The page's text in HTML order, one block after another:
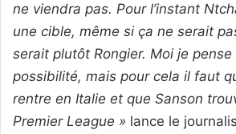
ne viendra pas. Pour l’instant
une cible, même si ça ne serait
serait plutôt Rongier. Moi je pense
possibilité, mais pour cela il faut
rentre en Italie et que Sanson
Premier League » lance le